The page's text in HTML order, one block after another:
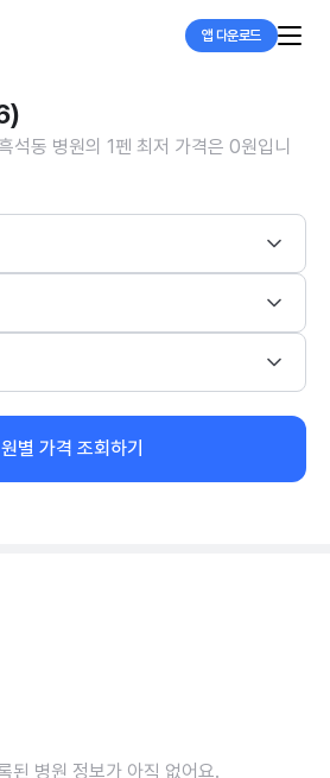
앱 다운로드
석동 병원의 1펜 최저 가격은 0원입니
별 가격 조회하기
된 병원 정보가 아직 없어요.